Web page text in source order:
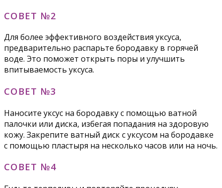
СОВЕТ №2
Для более эффективного воздействия уксуса,
предварительно распарьте бородавку в горячей
воде. Это поможет открыть поры и улучшить
впитываемость уксуса.
СОВЕТ №3
Наносите уксус на бородавку с помощью ватной
палочки или диска, избегая попадания на здоровую
кожу. Закрепите ватный диск с уксусом на бородавке
с помощью пластыря на несколько часов или на ночь.
СОВЕТ №4